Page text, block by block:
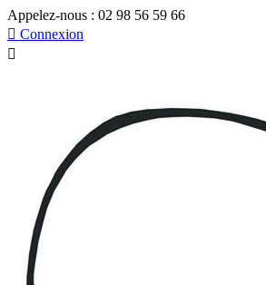
Appelez-nous : 02 98 56 59 66
 Connexion
